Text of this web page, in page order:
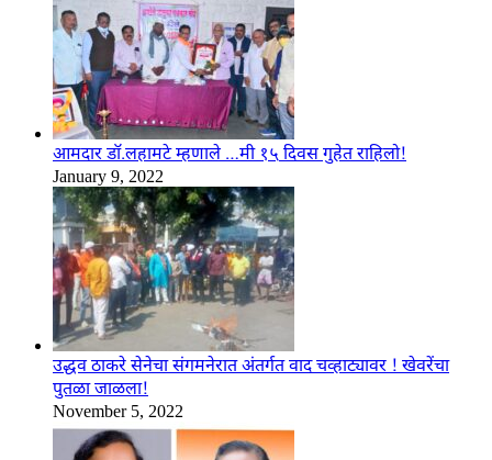
आमदार डॉ.लहामटे म्हणाले …मी १५ दिवस गुहेत राहिलो!
January 9, 2022
उद्धव ठाकरे सेनेचा संगमनेरात अंतर्गत वाद चव्हाट्यावर ! खेवरेंचा
पुतळा जाळला!
November 5, 2022